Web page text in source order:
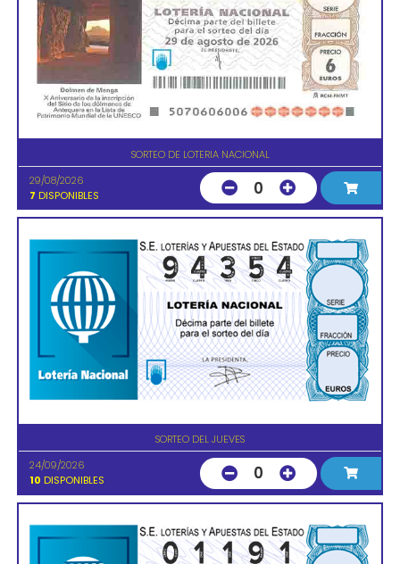
SORTEO DE LOTERIA NACIONAL
29/08/2026
7 DISPONIBLES 0
SORTEO DEL JUEVES
24/09/2026
10 DISPONIBLES 0